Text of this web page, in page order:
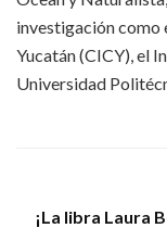
investigación como
Yucatán (CICY), el
Universidad
¡La libra Laura